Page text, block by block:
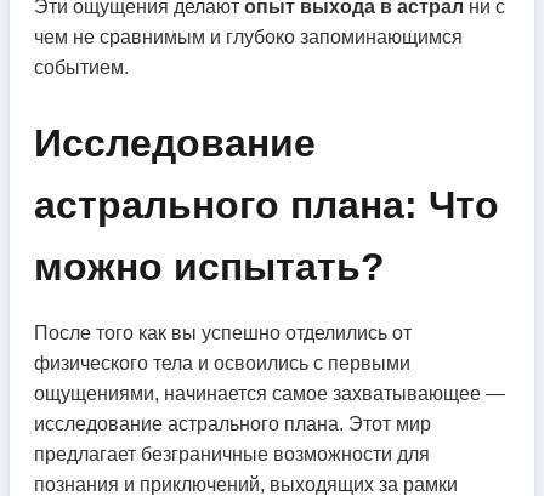
Эти ощущения делают опыт выхода в астрал ни с
чем не сравнимым и глубоко запоминающимся
событием.
Исследование
астрального плана: Что
можно испытать?
После того как вы успешно отделились от
физического тела и освоились с первыми
ощущениями, начинается самое захватывающее —
исследование астрального плана. Этот мир
предлагает безграничные возможности для
познания и приключений, выходящих за рамки